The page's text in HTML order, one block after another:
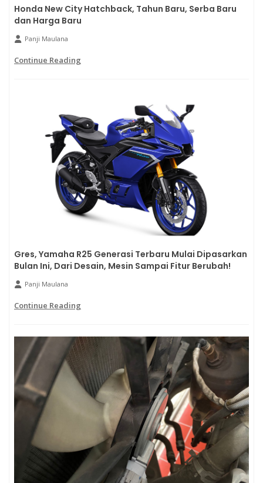
Honda New City Hatchback, Tahun Baru, Serba Baru
dan Harga Baru
Panji Maulana
Continue Reading
Gres, Yamaha R25 Generasi Terbaru Mulai Dipasarkan
Bulan Ini, Dari Desain, Mesin Sampai Fitur Berubah!
Panji Maulana
Continue Reading